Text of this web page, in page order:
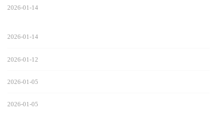
2026-01-14
2026-01-14
2026-01-12
2026-01-05
2026-01-05